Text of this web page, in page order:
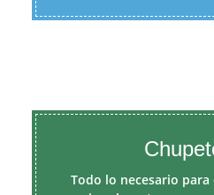
Todo lo necesario